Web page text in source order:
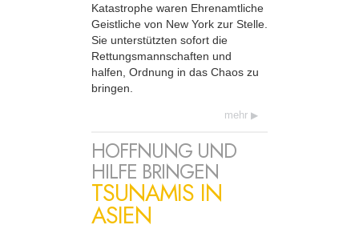
Katastrophe waren Ehrenamtliche
Geistliche von New York zur Stelle.
Sie unterstützten sofort die
Rettungsmannschaften und
halfen, Ordnung in das Chaos zu
bringen.
mehr
HOFFNUNG UND
HILFE BRINGEN
TSUNAMIS IN
ASIEN